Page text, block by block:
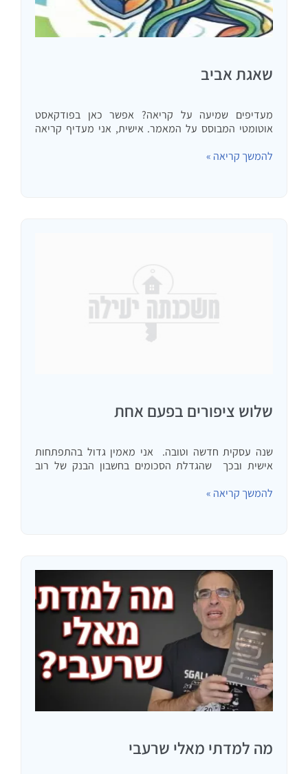
שאגת אביב
מעדיפים שמיעה על קריאה? אפשר כאן בפודקאסט
אוטומטי המבוסס על המאמר. אישית, אני מעדיף קריאה
שלושה ימין של טוני רובינס. רובינס למי שלא מכיר הוא
להמשך קריאה »
שלוש ציפורים בפעם אחת
שנה עסקית חדשה וטובה. אני מאמין גדול בהתפתחות
אישית ובכך שהגדלת הסכומים בחשבון הבנק של רוב
האחרון צפיתי בשלוש הרצאות של שלושה אנשים שאני
להמשך קריאה »
מה למדתי מאלי שרעבי